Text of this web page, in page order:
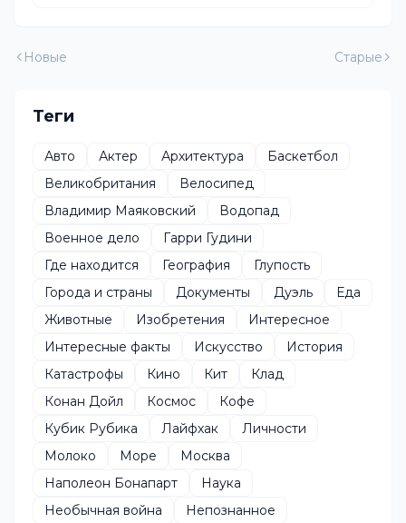
Новые Старые
Теги
Авто Актер Архитектура
Баскетбол
Великобритания
Велосипед
Владимир Маяковский
Водопад
Военное дело
Гарри Гудини
Где находится
География
Глупость
Города и страны
Документы Дуэль
Еда
Животные
Изобретения
Интересное
Интересные факты
Искусство
История
Катастрофы
Кино Кит
Клад
Конан Дойл
Космос
Кофе
Кубик Рубика
Лайфхак
Личности
Молоко
Море
Москва
Наполеон Бонапарт
Наука
Необычная война
Непознанное